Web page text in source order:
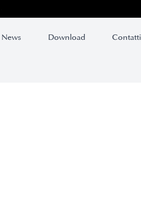
News Download Contatti